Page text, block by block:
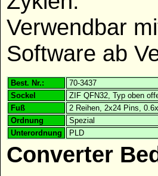
Verwendbar
Software ab
Best. Nr.:
70-3437
Sockel
ZIF QFN32, Typ oben
Fuß
2 Reihen, 2x24 Pins,
Ordnung
Spezial
Unterordnung
PLD
Converter